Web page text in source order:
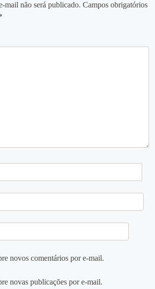
mail não será publicado. Campos obrigatórios
novos comentários por e-mail.
novas publicações por e-mail.